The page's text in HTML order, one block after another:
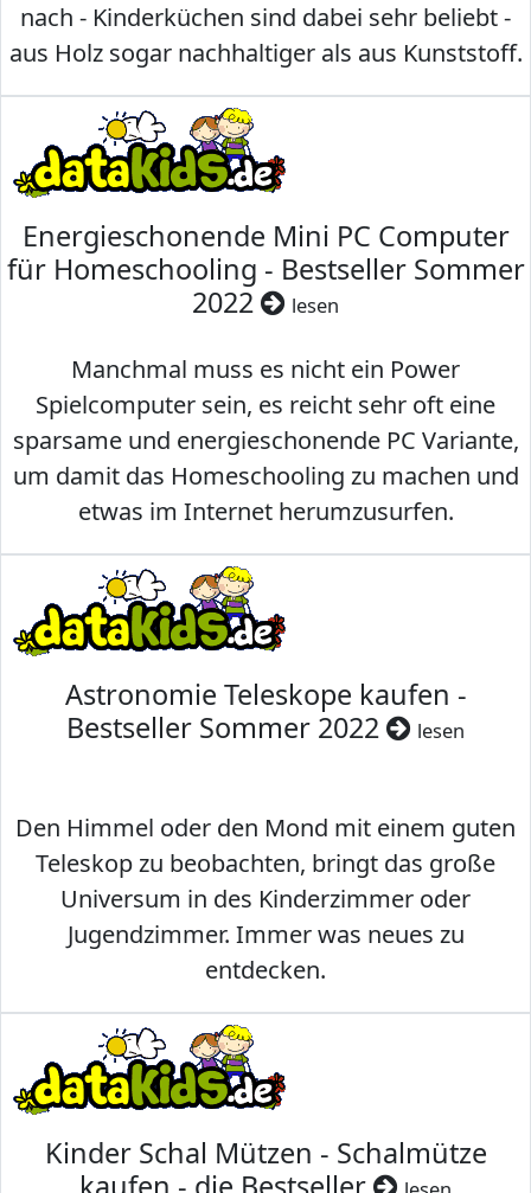
nach - Kinderküchen sind dabei sehr beliebt -
aus Holz sogar nachhaltiger als aus Kunststoff.
Energieschonende Mini PC Computer
für Homeschooling - Bestseller Sommer
2022
lesen
Manchmal muss es nicht ein Power
Spielcomputer sein, es reicht sehr oft eine
sparsame und energieschonende PC Variante,
um damit das Homeschooling zu machen und
etwas im Internet herumzusurfen.
Astronomie Teleskope kaufen -
Bestseller Sommer 2022
lesen
Den Himmel oder den Mond mit einem guten
Teleskop zu beobachten, bringt das große
Universum in des Kinderzimmer oder
Jugendzimmer. Immer was neues zu
entdecken.
Kinder Schal Mützen - Schalmütze